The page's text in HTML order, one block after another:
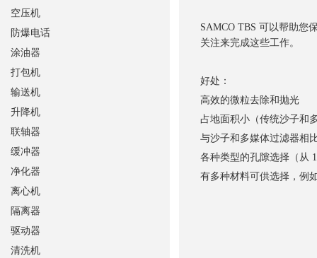
SAMCO TBS 可以帮助您
关注来完成这些工作。
好处：
高效的微粒去除和抛光
占地面积小（传统沙子和
与沙子和多媒体过滤器相
各种类型的孔隙选择（从
有多种材料可供选择，例
空压机
防爆电话
涂油器
打包机
输送机
升降机
联轴器
缓冲器
净化器
离心机
隔离器
驱动器
清洗机